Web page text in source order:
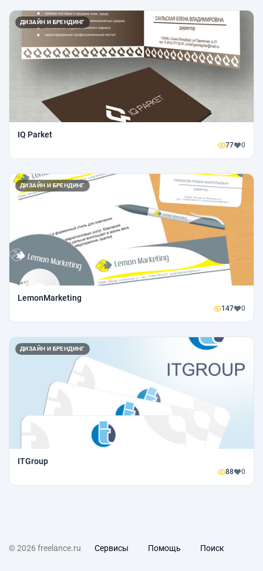
ДИЗАЙН И БРЕНДИНГ
IQ Parket
77 0
ДИЗАЙН И БРЕНДИНГ
LemonMarketing
147 0
ДИЗАЙН И БРЕНДИНГ
ITGroup
88 0
© 2026 freelance.ru Сервисы Помощь Поиск